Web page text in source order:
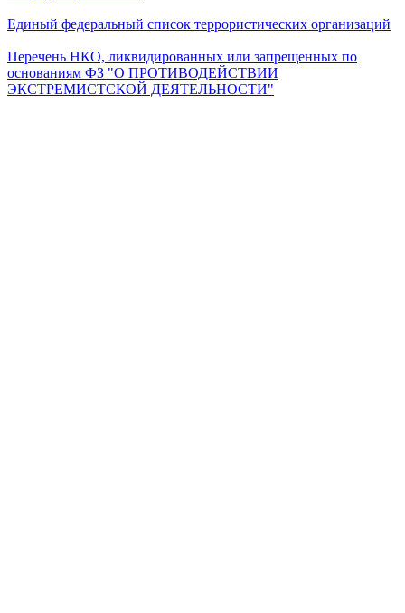
Единый федеральный список террористических организаций
Перечень НКО, ликвидированных или запрещенных по
основаниям ФЗ "О ПРОТИВОДЕЙСТВИИ
ЭКСТРЕМИСТСКОЙ ДЕЯТЕЛЬНОСТИ"